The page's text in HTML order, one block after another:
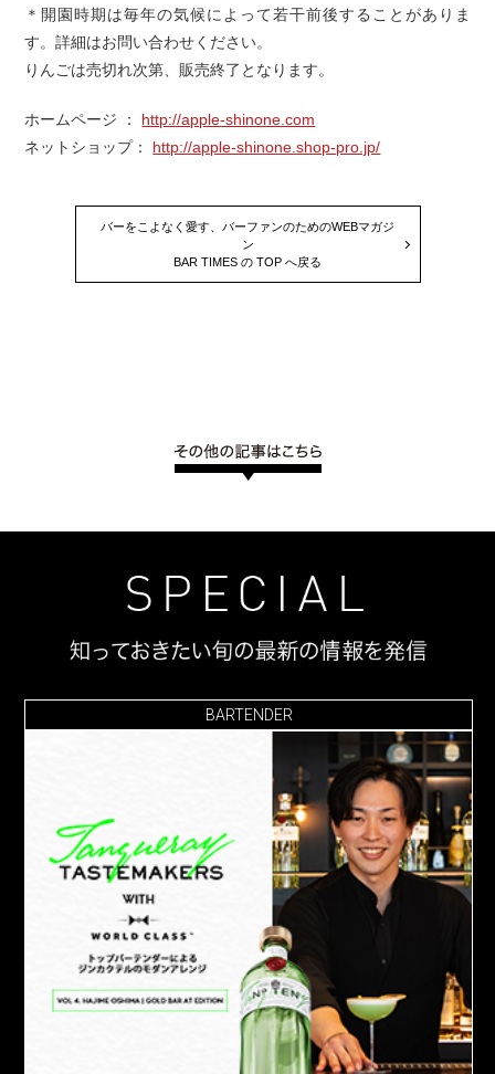
＊開園時期は毎年の気候によって若干前後することがありま
す。詳細はお問い合わせください。
りんごは売切れ次第、販売終了となります。
ホームページ ： http://apple-shinone.com
ネットショップ： http://apple-shinone.shop-pro.jp/
バーをこよなく愛す、バーファンのためのWEBマガジ
ン
BAR TIMES の TOP へ戻る
BARTENDER